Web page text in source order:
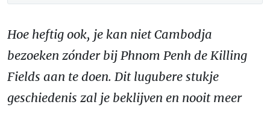
Hoe heftig ook, je kan niet Cambodja
bezoeken zónder bij Phnom Penh de Killing
Fields aan te doen. Dit lugubere stukje
geschiedenis zal je beklijven en nooit meer